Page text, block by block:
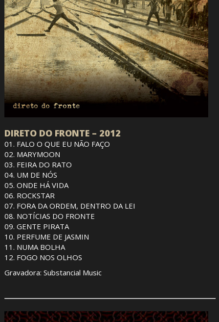
DIRETO DO FRONTE – 2012
01. FALO O QUE EU NÃO FAÇO
02. MARYMOON
03. FEIRA DO RATO
04. UM DE NÓS
05. ONDE HÁ VIDA
06. ROCKSTAR
07. FORA DA ORDEM, DENTRO DA LEI
08. NOTÍCIAS DO FRONTE
09. GENTE PIRATA
10. PERFUME DE JASMIN
11. NUMA BOLHA
12. FOGO NOS OLHOS
Gravadora: Substancial Music